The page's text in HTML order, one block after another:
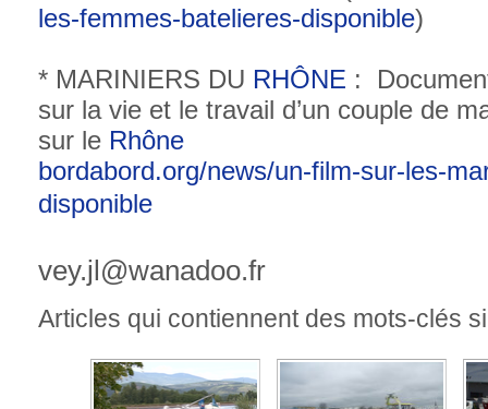
les-femmes-batelieres-disponible)
* MARINIERS DU RHÔNE :
sur la vie et le travail d’un couple de
sur le Rhône
bordabord.org/news/un-film-sur-les-
disponible
vey.jl@wanadoo.fr
Articles qui contiennent des mots-clés